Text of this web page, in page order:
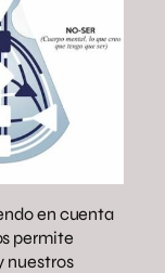
en cuenta
permite
nuestros